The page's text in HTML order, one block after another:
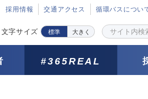
採⽤情報 交通アクセス 循環バスについ
文字サイズ 標準 大きく
#365REAL